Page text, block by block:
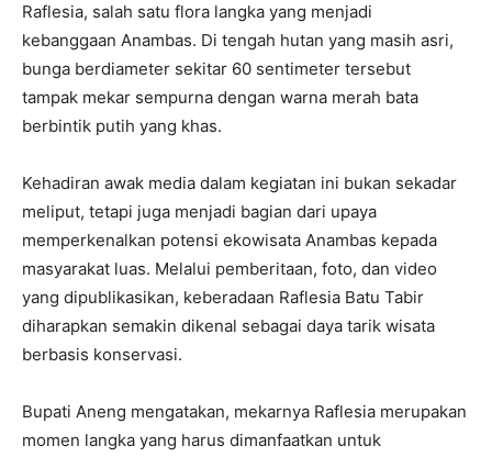
Raflesia, salah satu flora langka yang menjadi
kebanggaan Anambas. Di tengah hutan yang masih asri,
bunga berdiameter sekitar 60 sentimeter tersebut
tampak mekar sempurna dengan warna merah bata
berbintik putih yang khas.
Kehadiran awak media dalam kegiatan ini bukan sekadar
meliput, tetapi juga menjadi bagian dari upaya
memperkenalkan potensi ekowisata Anambas kepada
masyarakat luas. Melalui pemberitaan, foto, dan video
yang dipublikasikan, keberadaan Raflesia Batu Tabir
diharapkan semakin dikenal sebagai daya tarik wisata
berbasis konservasi.
Bupati Aneng mengatakan, mekarnya Raflesia merupakan
momen langka yang harus dimanfaatkan untuk